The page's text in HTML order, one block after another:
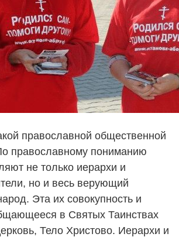
православной общественной
православному пониманию
не только иерархи и
но и весь верующий
Эта их совокупность и
в Святых Таинствах
Тело Христово. Иерархи и